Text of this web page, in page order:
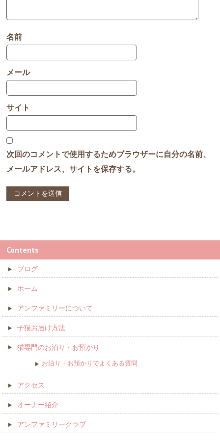
名前
メール
サイト
次回のコメントで使用するためブラウザーに自分の名前、
メールアドレス、サイトを保存する。
Contents
ブログ
ホーム
アンファミリーについて
子猫お届け方法
猫専門のお泊り・お預かり
お泊り・お預かりでよくある質問
アクセス
オーナー紹介
アンファミリークラブ